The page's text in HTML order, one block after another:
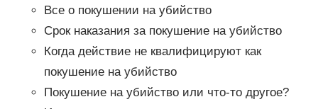
Все о покушении на убийство
Срок наказания за покушение на убийство
Когда действие не квалифицируют как
покушение на убийство
Покушение на убийство или что-то другое?